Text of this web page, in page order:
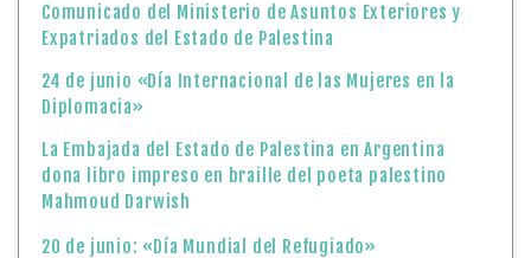
Comunicado del Ministerio de Asuntos Exteriores y
Expatriados del Estado de Palestina
24 de junio «Día Internacional de las Mujeres en la
Diplomacia»
La Embajada del Estado de Palestina en Argentina
dona libro impreso en braille del poeta palestino
Mahmoud Darwish
20 de junio: «Día Mundial del Refugiado»